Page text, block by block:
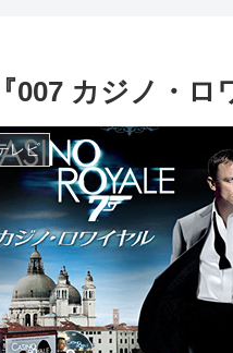
007 カジノ・ロ
レビ